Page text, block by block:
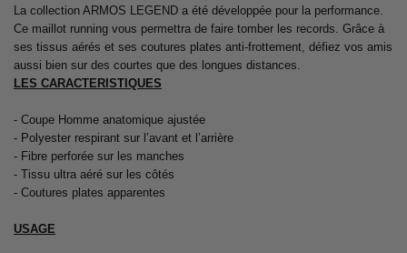
La collection ARMOS LEGEND a été développée pour la performance.
Ce maillot running vous permettra de faire tomber les records. Grâce à
ses tissus aérés et ses coutures plates anti-frottement, défiez vos amis
aussi bien sur des courtes que des longues distances.
LES CARACTERISTIQUES
- Coupe Homme anatomique ajustée
- Polyester respirant sur l’avant et l’arrière
- Fibre perforée sur les manches
- Tissu ultra aéré sur les côtés
- Coutures plates apparentes
USAGE